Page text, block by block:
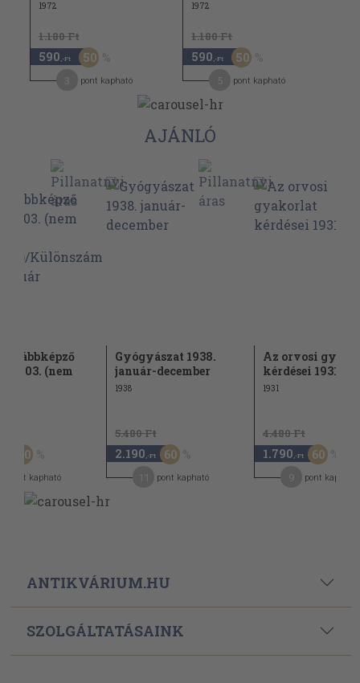
1972
1.180 Ft
590 ,-Ft 50
pont kapható
1972
1.180 Ft
590 ,-Ft 50
pont kapható
AJÁNLÓ
2003. (nem
50
pont kapható
Gyógyászat 1938.
január-december
1938
5.480 Ft
2.190 ,-Ft 60
pont kapható
Az orvosi
kérdései 1931.
1931
4.480 Ft
1.790 ,-Ft 60
pont kapható
ANTIKVÁRIUM.HU
SZOLGÁLTATÁSAINK